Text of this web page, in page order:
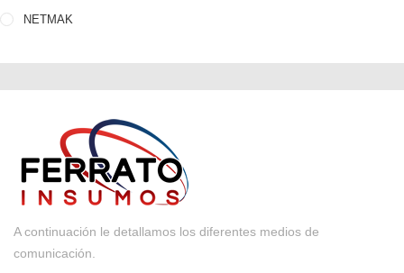
NETMAK
A continuación le detallamos los diferentes medios de
comunicación.